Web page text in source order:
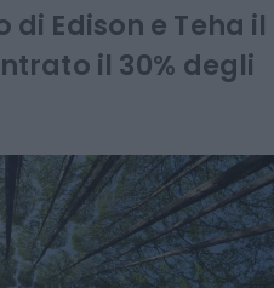
Edison e Teha il
il 30% degli